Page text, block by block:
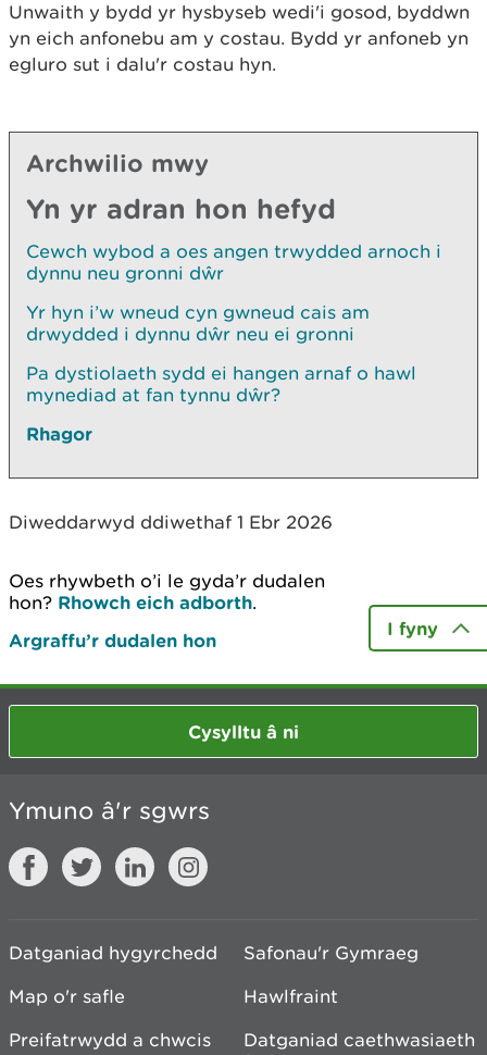
Unwaith y bydd yr hysbyseb wedi'i gosod, byddwn
yn eich anfonebu am y costau. Bydd yr anfoneb yn
egluro sut i dalu'r costau hyn.
Archwilio mwy
Yn yr adran hon hefyd
Cewch wybod a oes angen trwydded arnoch i
dynnu neu gronni dŵr
Yr hyn i’w wneud cyn gwneud cais am
drwydded i dynnu dŵr neu ei gronni
Pa dystiolaeth sydd ei hangen arnaf o hawl
mynediad at fan tynnu dŵr?
Rhagor
Diweddarwyd ddiwethaf 1 Ebr 2026
Oes rhywbeth o’i le gyda’r dudalen
hon? Rhowch eich adborth.
Argraffu’r dudalen hon
I fyny
Cysylltu â ni
Ymuno â'r sgwrs
Datganiad hygyrchedd
Safonau'r Gymraeg
Map o'r safle
Hawlfraint
Preifatrwydd a chwcis
Datganiad caethwasiaeth